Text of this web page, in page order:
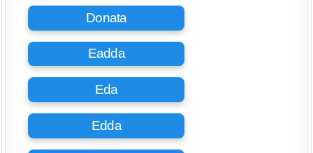
Donata
Eadda
Eda
Edda